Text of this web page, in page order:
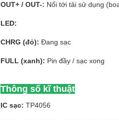
OUT+ / OUT-: Nối tới tải sử dụng
LED:
CHRG (đỏ): Đang sạc
FULL (xanh): Pin đầy / sạc xong
Thông số kĩ thuật
IC sạc: TP4056